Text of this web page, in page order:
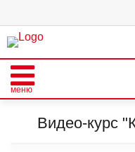
меню
Видео-курс